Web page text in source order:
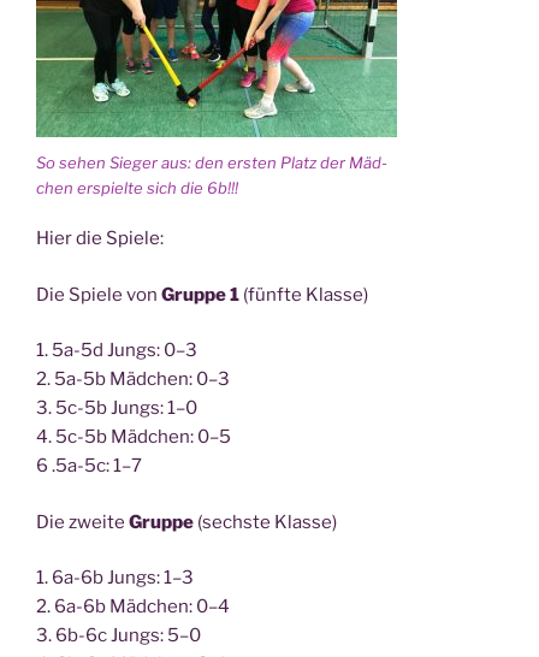
So sehen Sie­ger aus: den ers­ten Platz der Mäd­
chen erspiel­te sich die 6b!!!
Hier die Spiele:
Die Spie­le von Grup­pe 1 (fünf­te Klasse)
1. 5a-5d Jungs: 0–3
2. 5a-5b Mäd­chen: 0–3
3. 5c-5b Jungs: 1–0
4. 5c-5b Mäd­chen: 0–5
6 .5a-5c: 1–7
Die zwei­te Grup­pe (sechs­te Klasse)
1. 6a-6b Jungs: 1–3
2. 6a-6b Mäd­chen: 0–4
3. 6b-6c Jungs: 5–0